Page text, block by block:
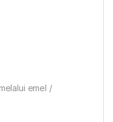
emel /